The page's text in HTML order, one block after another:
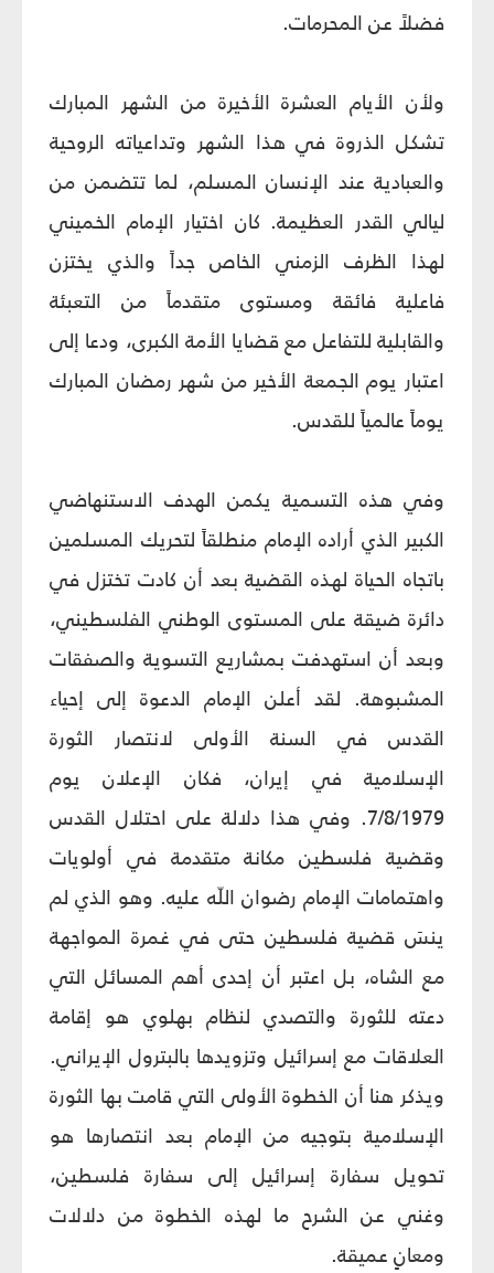
فضلاً عن المحرمات.
ولأن الأيام العشرة الأخيرة من الشهر المبارك
تشكل الذروة في هذا الشهر وتداعياته الروحية
والعبادية عند الإنسان المسلم، لما تتضمن من
ليالي القدر العظيمة. كان اختيار الإمام الخميني
لهذا الظرف الزمني الخاص جداً والذي يختزن
فاعلية فائقة ومستوى متقدماً من التعبئة
والقابلية للتفاعل مع قضايا الأمة الكبرى، ودعا إلى
اعتبار يوم الجمعة الأخير من شهر رمضان المبارك
يوماً عالمياً للقدس.
وفي هذه التسمية يكمن الهدف الاستنهاضي
الكبير الذي أراده الإمام منطلقاً لتحريك المسلمين
باتجاه الحياة لهذه القضية بعد أن كادت تختزل في
دائرة ضيقة على المستوى الوطني الفلسطيني،
وبعد أن استهدفت بمشاريع التسوية والصفقات
المشبوهة. لقد أعلن الإمام الدعوة إلى إحياء
القدس في السنة الأولى لانتصار الثورة
الإسلامية في إيران، فكان الإعلان يوم
7/8/1979. وفي هذا دلالة على احتلال القدس
وقضية فلسطين مكانة متقدمة في أولويات
واهتمامات الإمام رضوان اللّه عليه. وهو الذي لم
ينسَ قضية فلسطين حتى في غمرة المواجهة
مع الشاه، بل اعتبر أن إحدى أهم المسائل التي
دعته للثورة والتصدي لنظام بهلوي هو إقامة
العلاقات مع إسرائيل وتزويدها بالبترول الإيراني.
ويذكر هنا أن الخطوة الأولى التي قامت بها الثورة
الإسلامية بتوجيه من الإمام بعد انتصارها هو
تحويل سفارة إسرائيل إلى سفارة فلسطين،
وغني عن الشرح ما لهذه الخطوة من دلالات
ومعانٍ عميقة.